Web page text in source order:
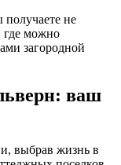
не
где можно
загородной
ваш
выбрав жизнь в